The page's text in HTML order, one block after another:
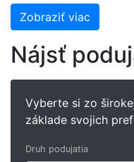
Zobraziť viac
Nájsť
Vyberte si zo
základe svojich
Druh podujatia